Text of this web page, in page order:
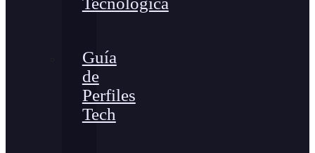
Guía
de
Perfiles
Tech